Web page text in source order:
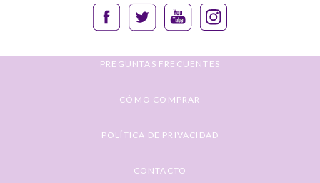
PREGUNTAS FRECUENTES
CÓMO COMPRAR
POLÍTICA DE PRIVACIDAD
CONTACTO